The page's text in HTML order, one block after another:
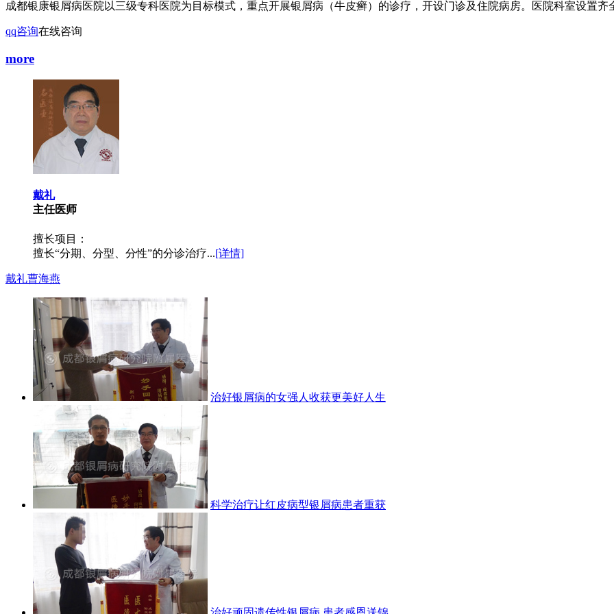
成都银康银屑病医院以三级专科医院为目标模式，重点开展银屑病（牛皮癣）的诊疗，开设门诊及住院病房。医院科室设置齐
qq咨询在线咨询
more
戴礼
主任医师
擅长项目：
擅长“分期、分型、分性”的分诊治疗...[详情]
戴礼曹海燕
治好银屑病的女强人收获更美好人生
科学治疗让红皮病型银屑病患者重获